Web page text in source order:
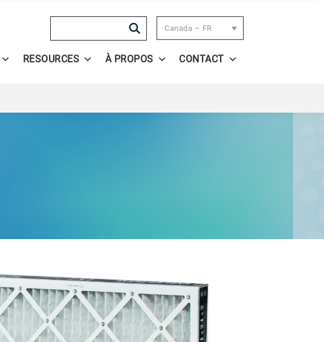
Canada – FR
RESOURCES À PROPOS CONTACT